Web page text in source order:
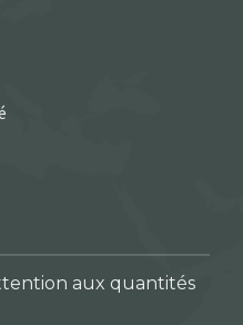
aux quantités